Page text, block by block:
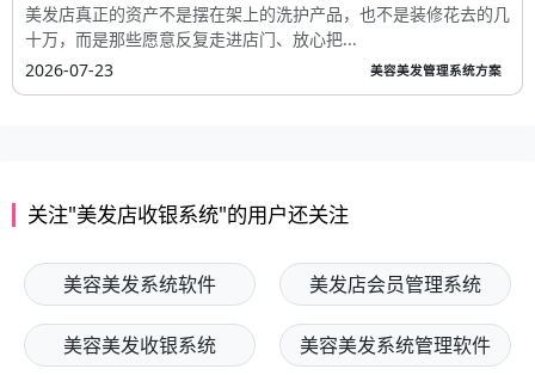
美发店真正的资产不是摆在架上的洗护产品，也不是装修花去的几
十万，而是那些愿意反复走进店门、放心把...
2026-07-23
美容美发管理系统方案
关注"美发店收银系统"的用户还关注
美容美发系统软件 美发店会员管理系统
美容美发收银系统 美容美发系统管理软件